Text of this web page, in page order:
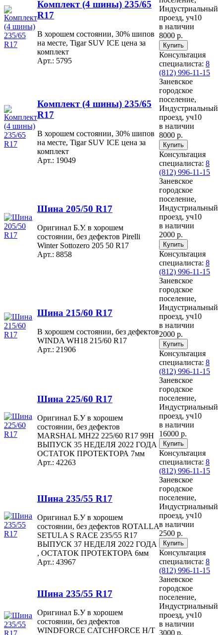
Комплект (4 шины) 235/65
R17
В хорошем состоянии, 30% шипов
на месте, Tigar SUV ICE цена за
комплект
Арт.: 5795
Индустриальный
проезд, уч10
в наличии
8000 р.
Консультация
специалиста: 8
(812) 996-11-15
Комплект (4 шины) 235/65
R17
В хорошем состоянии, 30% шипов
на месте, Tigar SUV ICE цена за
комплект
Арт.: 19049
Заневское
городское
поселение,
Индустриальный
проезд, уч10
в наличии
8000 р.
Консультация
специалиста: 8
(812) 996-11-15
Шина 205/50 R17
Оригинал Б.У. в хорошем
состоянии, без дефектов Pirelli
Winter Sottozero 205 50 R17
Арт.: 8858
Заневское
городское
поселение,
Индустриальный
проезд, уч10
в наличии
2000 р.
Консультация
специалиста: 8
(812) 996-11-15
Шина 215/60 R17
В хорошем состоянии, без дефектов
WINDA WH18 215/60 R17
Арт.: 21906
Заневское
городское
поселение,
Индустриальный
проезд, уч10
в наличии
2000 р.
Консультация
специалиста: 8
(812) 996-11-15
Шина 225/60 R17
Оригинал Б.У в хорошем
состоянии, без дефектов
MARSHAL MH22 225/60 R17 99H
ВЫПУСК 35 НЕДЕЛЯ 2022 ГОДА
ОСТАТОК ПРОТЕКТОРА 7мм
Арт.: 42263
Заневское
городское
поселение,
Индустриальный
проезд, уч10
в наличии
16000 р.
Консультация
специалиста: 8
(812) 996-11-15
Шина 235/55 R17
Оригинал Б.У в хорошем
состоянии, без дефектов ROTALLA
SETULA S RACE 235/55 R17
ВЫПУСК 37 НЕДЕЛЯ 2022 ГОДА
, ОСТАТОК ПРОТЕКТОРА 6мм
Арт.: 43967
Заневское
городское
поселение,
Индустриальный
проезд, уч10
в наличии
2500 р.
Консультация
специалиста: 8
(812) 996-11-15
Шина 235/55 R17
Оригинал Б.У в хорошем
состоянии, без дефектов
WINDFORCE CATCHFORCE H/T
Заневское
городское
поселение,
Индустриальный
проезд, уч10
в наличии
3000 р.